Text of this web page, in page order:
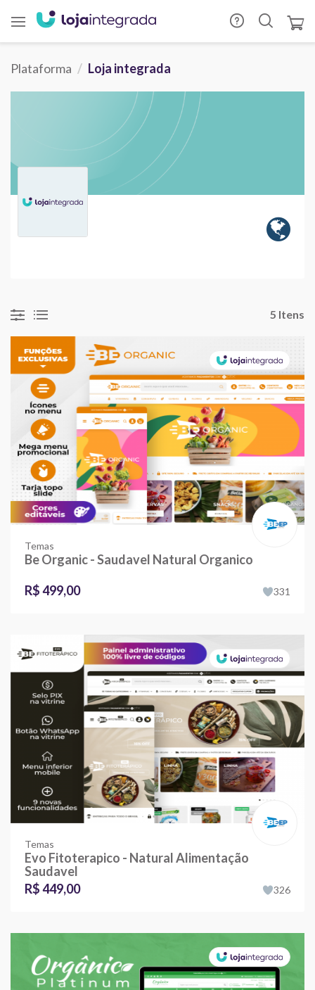
Plataforma Loja integrada
5 Itens
Temas
Be Organic - Saudavel Natural Organico
R$ 499,00
331
Temas
Evo Fitoterapico - Natural Alimentação
Saudavel
R$ 449,00
326